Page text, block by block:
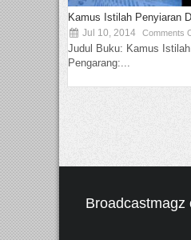
Kamus Istilah Penyiaran
Jul 10, 2014 Comments
Judul Buku: Kamus Istilah
Pengarang:...
Broadcastmagz